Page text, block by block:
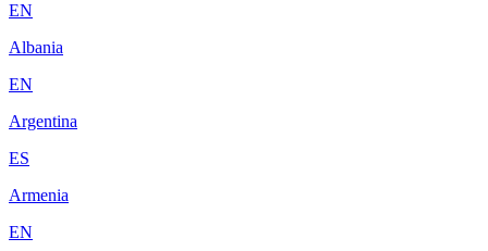
EN
Albania
EN
Argentina
ES
Armenia
EN